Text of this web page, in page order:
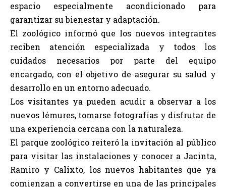
espacio especialmente acondicionado para
garantizar su bienestar y adaptación.
El zoológico informó que los nuevos integrantes
reciben atención especializada y todos los
cuidados necesarios por parte del equipo
encargado, con el objetivo de asegurar su salud y
desarrollo en un entorno adecuado.
Los visitantes ya pueden acudir a observar a los
nuevos lémures, tomarse fotografías y disfrutar de
una experiencia cercana con la naturaleza.
El parque zoológico reiteró la invitación al público
para visitar las instalaciones y conocer a Jacinta,
Ramiro y Calixto, los nuevos habitantes que ya
comienzan a convertirse en una de las principales